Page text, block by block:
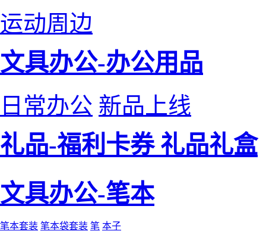
运动周边
文具办公-办公用品
日常办公 新品上线
礼品-福利卡券 礼品礼盒
文具办公-笔本
笔本套装 笔本袋套装 笔 本子